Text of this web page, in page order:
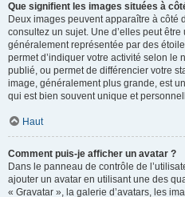
Que signifient les images situées à
Deux images peuvent apparaître à côté
consultez un sujet. Une d’elles peut
généralement représentée par des
permet d’indiquer votre activité selon le
publié, ou permet de différencier votre
image, généralement plus grande, est
qui est bien souvent unique et
Haut
Comment puis-je afficher un avatar ?
Dans le panneau de contrôle de
ajouter un avatar en utilisant une des
« Gravatar », la galerie d’avatars, les